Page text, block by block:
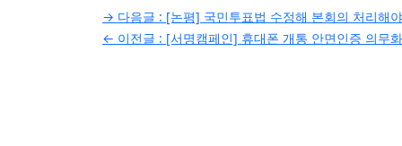
글
탐
→ 다음글 : [논평] 국민투표법 수정해 본회의 처리해야
← 이전글 : [서명캠페인] 휴대폰 개통 안면인증 의무